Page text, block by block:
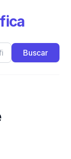
Buscar